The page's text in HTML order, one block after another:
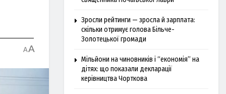
AA
Зросли рейтинги — зросла й зарплата:
скільки отримує голова Більче-
Золотецької громади
Мільйони на чиновників і “економія” на
дітях: що показали декларації
керівництва Чорткова